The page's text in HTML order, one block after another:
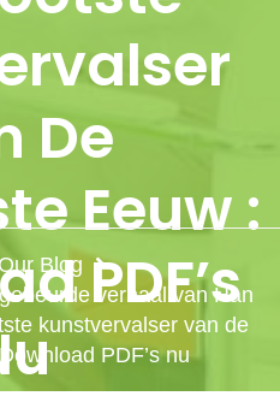
De
Eeuw :
PDF’s
Our Blog
verhaal van Han
kunstvervalser van de
PDF’s nu